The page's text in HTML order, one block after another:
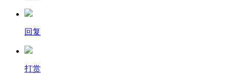
回复
打赏